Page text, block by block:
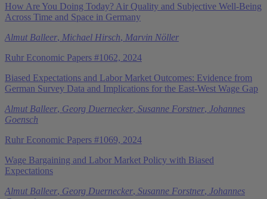
How Are You Doing Today? Air Quality and Subjective Well-Being
Across Time and Space in Germany
Almut Balleer, Michael Hirsch, Marvin Nöller
Ruhr Economic Papers #1062, 2024
Biased Expectations and Labor Market Outcomes: Evidence from
German Survey Data and Implications for the East-West Wage Gap
Almut Balleer, Georg Duernecker, Susanne Forstner, Johannes
Goensch
Ruhr Economic Papers #1069, 2024
Wage Bargaining and Labor Market Policy with Biased
Expectations
Almut Balleer, Georg Duernecker, Susanne Forstner, Johannes